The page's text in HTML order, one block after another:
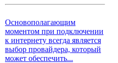
Основополагающим
моментом при подключении
к интернету всегда является
выбор провайдера, который
может обеспечить...